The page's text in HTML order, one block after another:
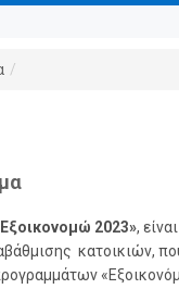
/
Εξοικονομώ 2023»,
κατοικιών,